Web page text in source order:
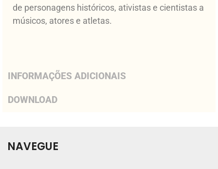
de personagens históricos, ativistas e cientistas a
músicos, atores e atletas.
INFORMAÇÕES ADICIONAIS
DOWNLOAD
NAVEGUE